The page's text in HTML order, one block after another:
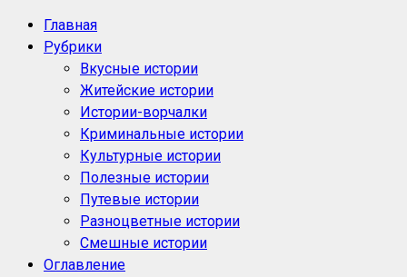
Блог историй NoorySan
Главная
Рубрики
Вкусные истории
Житейские истории
Истории-ворчалки
Криминальные истории
Культурные истории
Полезные истории
Путевые истории
Разноцветные истории
Смешные истории
Оглавление